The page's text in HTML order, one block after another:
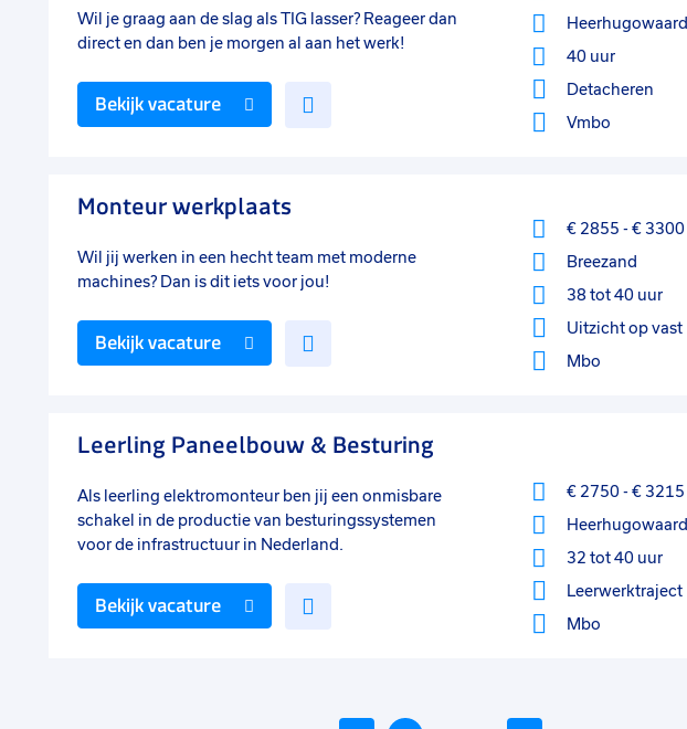
Wil je graag aan de slag als TIG lasser? Reageer dan
direct en dan ben je morgen al aan het werk!
Heerhugowaard
40 uur
Detacheren
Vmbo
Bekijk vacature
Monteur werkplaats
Wil jij werken in een hecht team met moderne
machines? Dan is dit iets voor jou!
€ 2855 - € 3300
Breezand
38 tot 40 uur
Uitzicht op vast
Mbo
Bekijk vacature
Leerling Paneelbouw & Besturing
Als leerling elektromonteur ben jij een onmisbare
schakel in de productie van besturingssystemen
voor de infrastructuur in Nederland.
€ 2750- € 3215
Heerhugowaard
32 tot 40 uur
Leerwerktraject
Mbo
Bekijk vacature